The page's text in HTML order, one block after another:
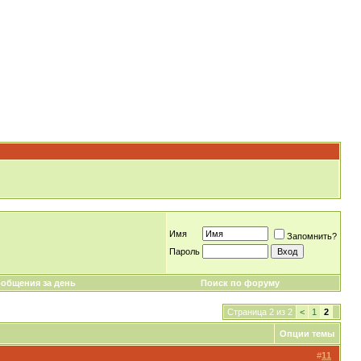
Имя
Запомнить?
Пароль
за день Поиск по форуму
Страница 2 из 2 < 1 2
Опции темы
#11